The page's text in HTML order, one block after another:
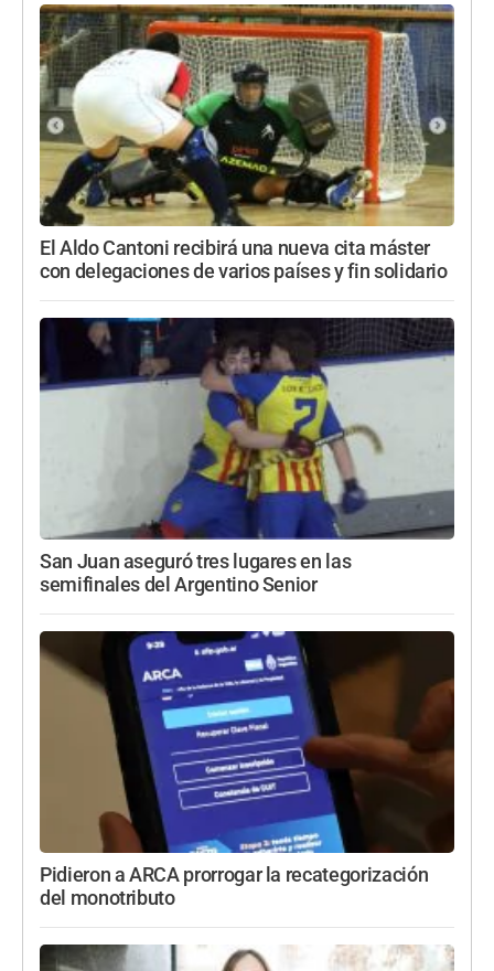
El Aldo Cantoni recibirá una nueva cita máster
con delegaciones de varios países y fin solidario
San Juan aseguró tres lugares en las
semifinales del Argentino Senior
Pidieron a ARCA prorrogar la recategorización
del monotributo